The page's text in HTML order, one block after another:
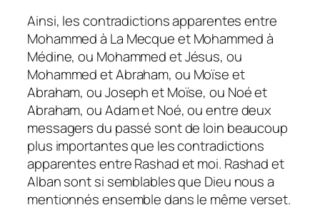
Ainsi, les contradictions apparentes entre
Mohammed à La Mecque et Mohammed à
Médine, ou Mohammed et Jésus, ou
Mohammed et Abraham, ou Moïse et
Abraham, ou Joseph et Moïse, ou Noé et
Abraham, ou Adam et Noé, ou entre deux
messagers du passé sont de loin beaucoup
plus importantes que les contradictions
apparentes entre Rashad et moi. Rashad et
Alban sont si semblables que Dieu nous a
mentionnés ensemble dans le même verset.